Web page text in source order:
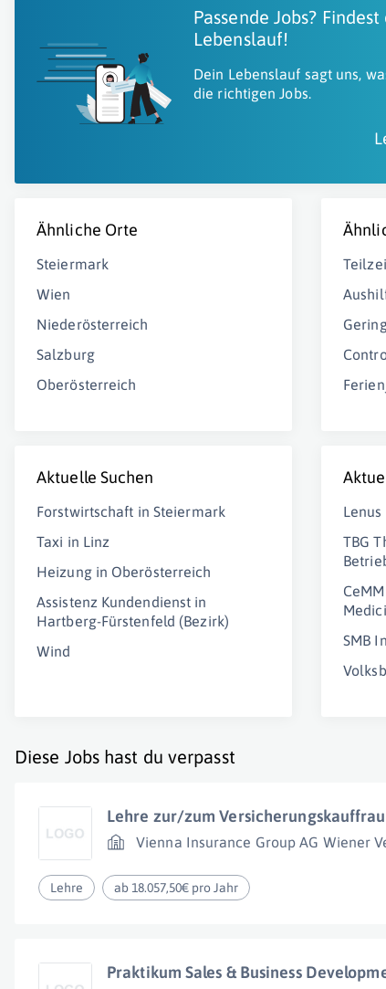
Passende Jobs?
Lebenslauf!
Dein Lebenslauf sagt uns,
die richtigen Jobs.
Ähnliche Orte
Steiermark
Wien
Niederösterreich
Salzburg
Oberösterreich
Aktuelle Suchen
Forstwirtschaft in Steiermark
Taxi in Linz
Heizung in Oberösterreich
Assistenz Kundendienst in
Hartberg-Fürstenfeld (Bezirk)
Wind
TBG
SMB
Diese Jobs hast du verpasst
Lehre zur/zum
Vienna Insurance Group AG Wiener
Lehre ab 18.057,50€ pro Jahr
Praktikum Sales & Business